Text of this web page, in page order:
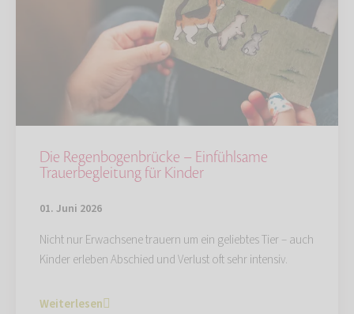
Die Regenbogenbrücke – Einfühlsame
Trauerbegleitung für Kinder
01. Juni 2026
Nicht nur Erwachsene trauern um ein geliebtes Tier – auch
Kinder erleben Abschied und Verlust oft sehr intensiv.
Weiterlesen